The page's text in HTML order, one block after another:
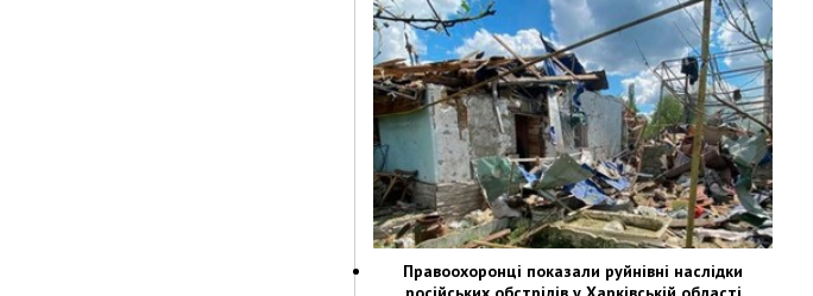
Правоохоронці показали руйнівні наслідки